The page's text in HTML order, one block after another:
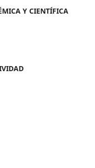
Y CIENTÍFICA